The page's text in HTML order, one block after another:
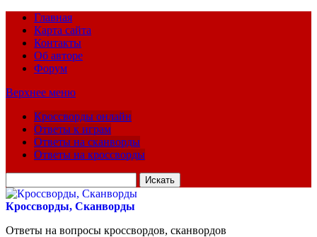
Главная
Карта сайта
Контакты
Об авторе
Форум
Верхнее меню
Кроссворды онлайн
Ответы к играм
Ответы на сканворды
Ответы на кроссворды
для:
Кроссворды, Сканворды
Ответы на вопросы кроссвордов, сканвордов